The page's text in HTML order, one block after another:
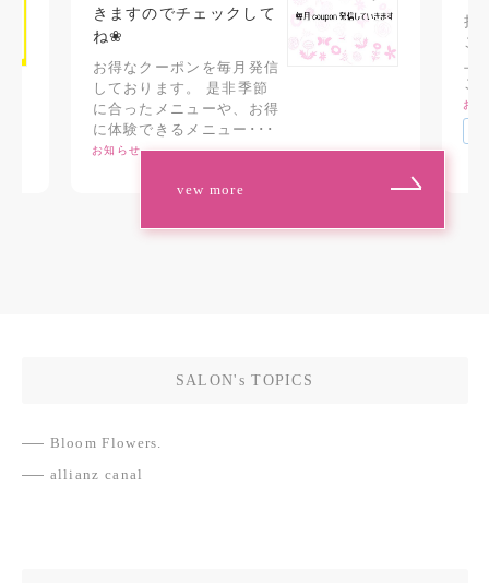
きますのでチェックして
ね❀
お得なクーポンを毎月発信
しております。 是非季節
に合ったメニューや、お得
に体験できるメニュー･･･
お知らせ
拝
ご
ご
お
vew more
SALON's TOPICS
Bloom Flowers.
allianz canal